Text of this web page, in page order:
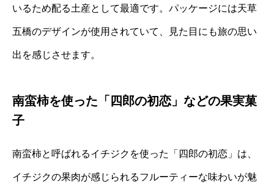
いるため配る土産として最適です。パッケージには天草
五橋のデザインが使用されていて、見た目にも旅の思い
出を感じさせます。
南蛮柿を使った「四郎の初恋」などの果実菓
子
南蛮柿と呼ばれるイチジクを使った「四郎の初恋」は、
イチジクの果肉が感じられるフルーティーな味わいが魅